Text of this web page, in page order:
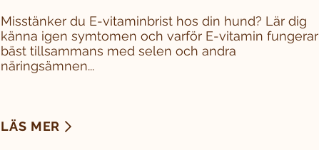
Misstänker du E-vitaminbrist hos din hund? Lär dig
känna igen symtomen och varför E-vitamin fungerar
bäst tillsammans med selen och andra
näringsämnen...
LÄS MER